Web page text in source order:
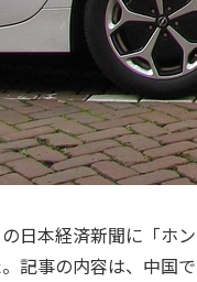
日本経済新聞に「ホ
記事の内容は、中国